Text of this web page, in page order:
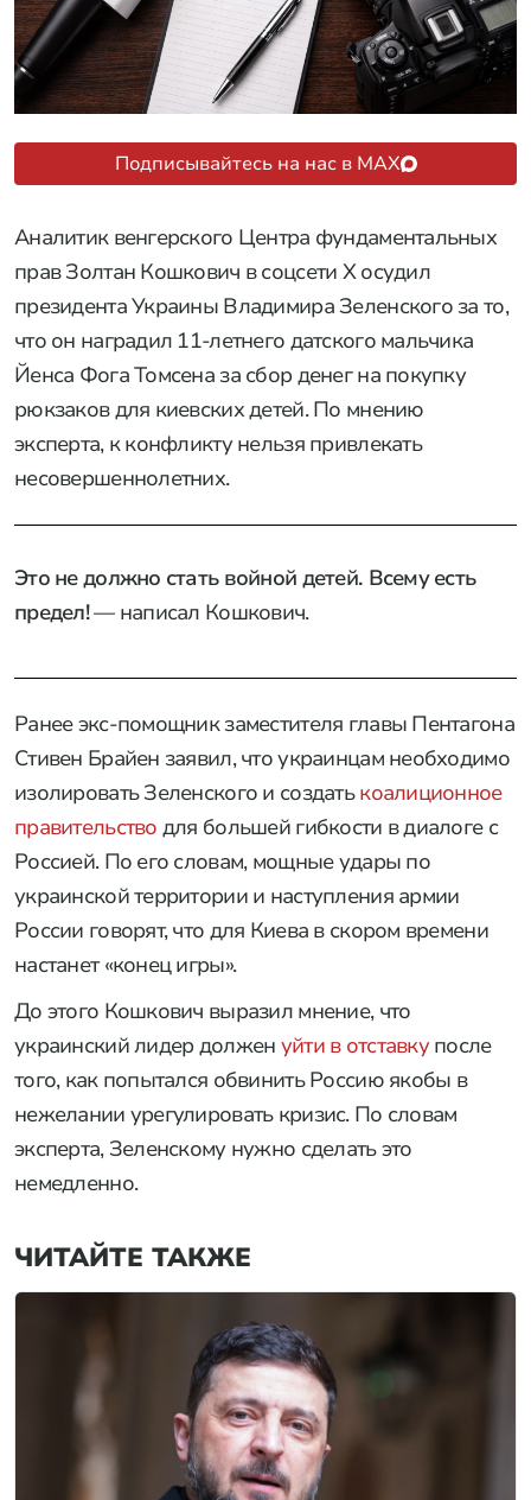
Подписывайтесь на нас в MAX
Аналитик венгерского Центра фундаментальных
прав Золтан Кошкович в соцсети Х осудил
президента Украины Владимира Зеленского за то,
что он наградил 11-летнего датского мальчика
Йенса Фога Томсена за сбор денег на покупку
рюкзаков для киевских детей. По мнению
эксперта, к конфликту нельзя привлекать
несовершеннолетних.
Это не должно стать войной детей. Всему есть
предел!— написал Кошкович.
Ранее экс-помощник заместителя главы Пентагона
Стивен Брайен заявил, что украинцам необходимо
изолировать Зеленского и создатькоалиционное
правительство для большей гибкости в диалоге с
Россией. По его словам, мощные удары по
украинской территории и наступления армии
России говорят, что для Киева в скором времени
настанет «конец игры».
До этого Кошкович выразил мнение, что
украинский лидер должен уйти в отставкупосле
того, как попытался обвинить Россию якобы в
нежелании урегулировать кризис. По словам
эксперта, Зеленскому нужно сделать это
немедленно.
ЧИТАЙТЕ ТАКЖЕ